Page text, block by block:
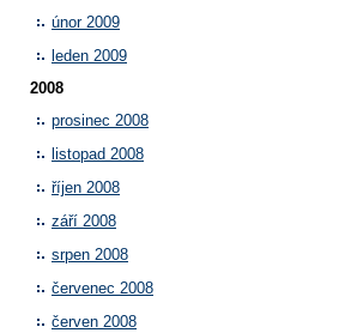
únor 2009
leden 2009
2008
prosinec 2008
listopad 2008
říjen 2008
září 2008
srpen 2008
červenec 2008
červen 2008